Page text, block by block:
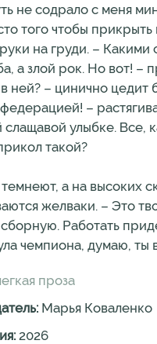
не содрало с меня
того чтобы прикрыть
на груди. – Какими
а злой рок. Но вот! –
в ней? – цинично
–
слащавой улыбке. Все,
такой?
а на высоких
желваки. – Это
Работать
чемпиона, думаю,
проза
Марья Коваленко
2026